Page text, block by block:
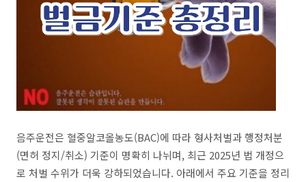
음주운전은 혈중알코올농도(BAC)에 따라 형사처벌과 행정처분
(면허 정지/취소) 기준이 명확히 나뉘며, 최근 2025년 법 개정으
로 처벌 수위가 더욱 강하되었습니다. 아래에서 주요 기준을 정리